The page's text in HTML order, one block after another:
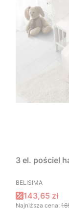
3 el. pościel
PRODUCENT
BELISIMA
Cena
143,65 zł
Najniższa cena: